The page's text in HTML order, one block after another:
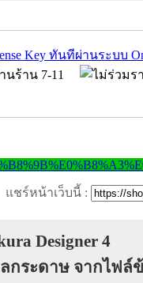
แชร์หน้าเว็บนี้ :
Designer 4
กระดาษ จากไฟล์